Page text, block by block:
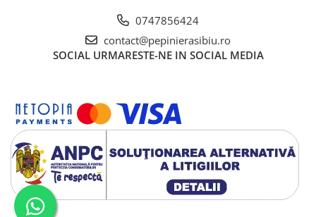
0747856424
contact@pepinierasibiu.ro
SOCIAL URMARESTE-NE IN SOCIAL MEDIA